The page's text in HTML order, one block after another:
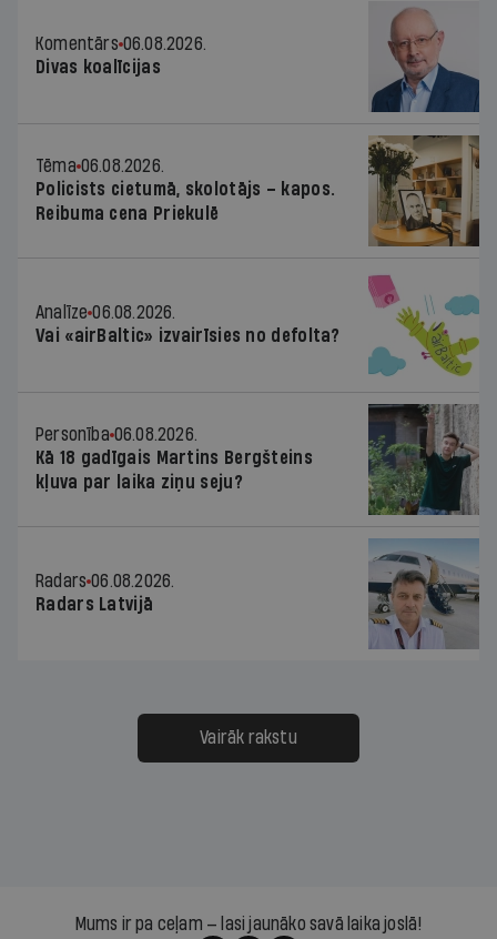
Komentārs 06.08.2026.
Divas koalīcijas
Tēma 06.08.2026.
Policists cietumā, skolotājs – kapos.
Reibuma cena Priekulē
Analīze 06.08.2026.
Vai «airBaltic» izvairīsies no defolta?
Personība 06.08.2026.
Kā 18 gadīgais Martins Bergšteins
kļuva par laika ziņu seju?
Radars 06.08.2026.
Radars Latvijā
Vairāk rakstu
Mums ir pa ceļam — lasi jaunāko savā laika joslā!